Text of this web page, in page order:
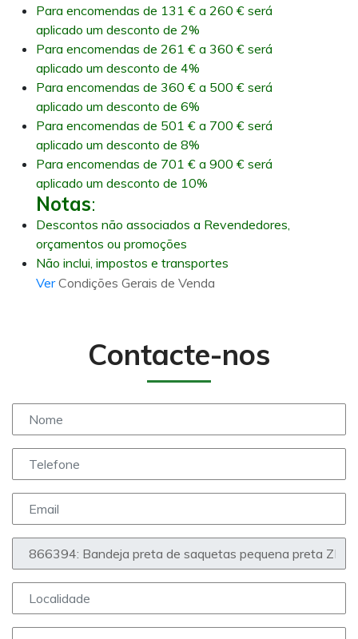
Para encomendas de 131 € a 260 € será
aplicado um desconto de 2%
Para encomendas de 261 € a 360 € será
aplicado um desconto de 4%
Para encomendas de 360 € a 500 € será
aplicado um desconto de 6%
Para encomendas de 501 € a 700 € será
aplicado um desconto de 8%
Para encomendas de 701 € a 900 € será
aplicado um desconto de 10%
Notas:
Descontos não associados a Revendedores,
orçamentos ou promoções
Não inclui, impostos e transportes
VerCondições Gerais de Venda
Contacte-nos